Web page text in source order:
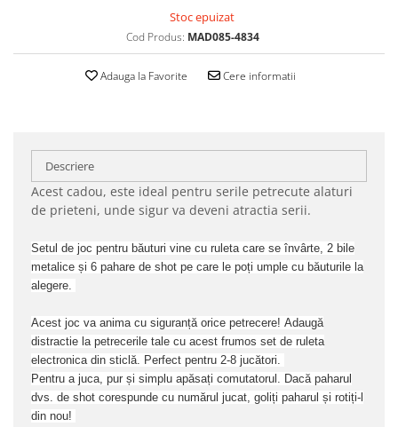
Stoc epuizat
Cod Produs: MAD085-4834
Adauga la Favorite Cere informatii
Descriere
Acest cadou, este ideal pentru serile petrecute alaturi
de prieteni, unde sigur va deveni atractia serii.
Setul de joc pentru băuturi vine cu ruleta care se învârte, 2 bile
metalice și 6 pahare de shot pe care le poți umple cu băuturile la
alegere.
Acest joc va anima cu siguranță orice petrecere! Adaugă
distractie la petrecerile tale cu acest frumos set de ruleta
electronica din sticlă. Perfect pentru 2-8 jucători.
Pentru a juca, pur și simplu apăsați comutatorul. Dacă paharul
dvs. de shot corespunde cu numărul jucat, goliți paharul și rotiți-l
din nou!